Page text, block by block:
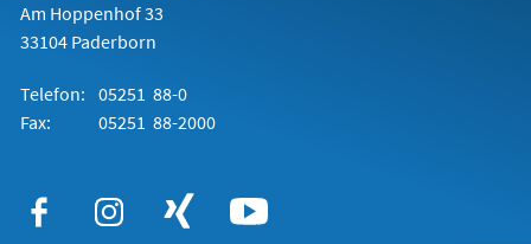
Am Hoppenhof 33
33104 Paderborn
Telefon: 05251 88-0
Fax:
05251 88-2000